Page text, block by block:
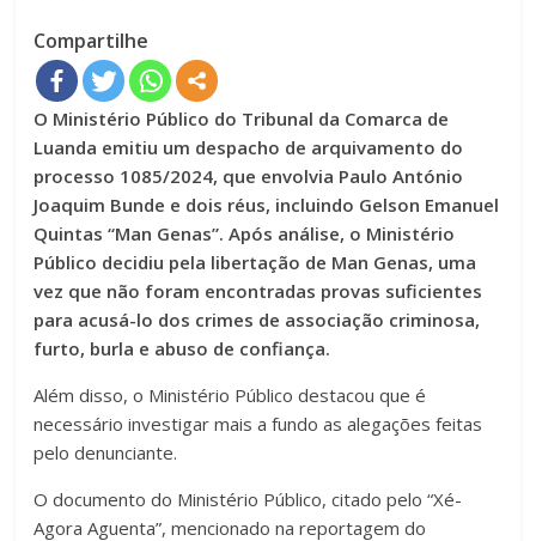
Compartilhe
O Ministério Público do Tribunal da Comarca de
Luanda emitiu um despacho de arquivamento do
processo 1085/2024, que envolvia Paulo António
Joaquim Bunde e dois réus, incluindo Gelson Emanuel
Quintas “Man Genas”. Após análise, o Ministério
Público decidiu pela libertação de Man Genas, uma
vez que não foram encontradas provas suficientes
para acusá-lo dos crimes de associação criminosa,
furto, burla e abuso de confiança.
Além disso, o Ministério Público destacou que é
necessário investigar mais a fundo as alegações feitas
pelo denunciante.
O documento do Ministério Público, citado pelo “Xé-
Agora Aguenta”, mencionado na reportagem do